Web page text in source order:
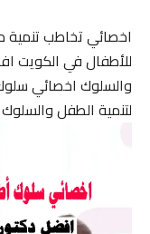
اخصائي تخاطب
للأطفال في الكويت
والسلوك اخصائي
لتنمية الطفل